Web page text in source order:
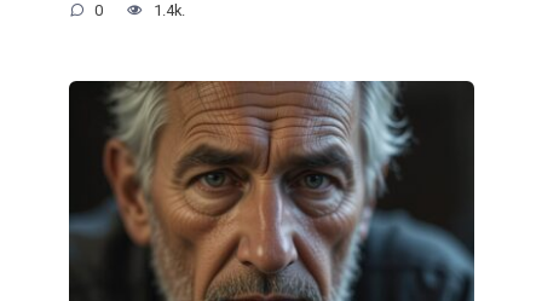
0 1.4k.